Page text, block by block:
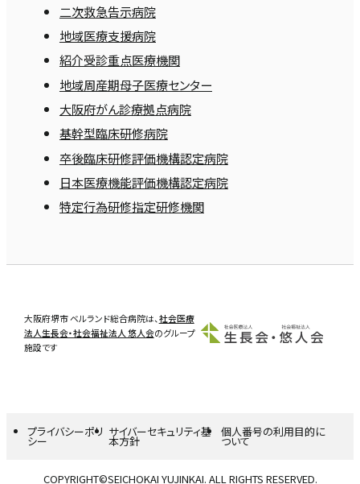
二次救急告示病院
地域医療支援病院
紹介受診重点医療機関
地域周産期母子医療センター
大阪府がん診療拠点病院
基幹型臨床研修病院
卒後臨床研修評価機構認定病院
日本医療機能評価機構認定病院
特定行為研修指定研修機関
大阪府堺市 ベルランド総合病院は、社会医療
法人生長会・社会福祉法人 悠人会のグループ
施設です
プライバシーポリ
シー
サイバーセキュリティ基
本方針
個人番号の利用目的に
ついて
COPYRIGHT©SEICHOKAI YUJINKAI. ALL RIGHTS RESERVED.